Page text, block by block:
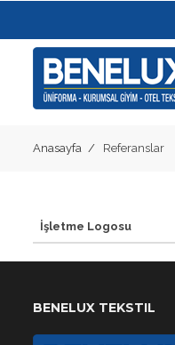
Anasayfa Referanslar
İşletme Logosu
BENELUX TEKSTIL